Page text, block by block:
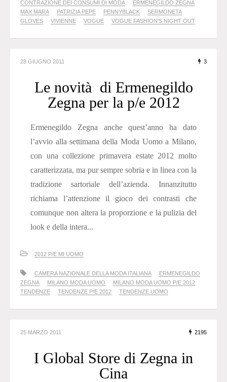
CONTRAZIONE DEI CONSUMI DI MODA
ERMENEGILDO ZEGNA
MAX MARA
PATRIZIA PEPE PENNYBLACK
SERMONETA
GLOVES
VIVIENNE VOGUE VOGUE FASHION'S NIGHT OUT
28 GIUGNO 2011 3
Le novità di Ermenegildo
Zegna per la p/e 2012
Ermenegildo Zegna anche quest’anno ha dato
l’avvio alla settimana della Moda Uomo a Milano,
con una collezione primavera estate 2012 molto
caratterizzata, ma pur sempre sobria e in linea con la
tradizione sartoriale dell’azienda. Innanzitutto
richiama l’attenzione il gioco dei contrasti che
comunque non altera la proporzione e la pulizia del
look e della intera...
2012 P/E MI UOMO
CAMERA NAZIONALE DELLA MODA ITALIANA
ERMENEGILDO
ZEGNA
MILANO MODA UOMO
MILANO MODA UOMO P/E 2012
TENDENZE
TENDENZE P/E 2012 TENDENZE UOMO
25 MARZO 2011 2195
I Global Store di Zegna in
Cina